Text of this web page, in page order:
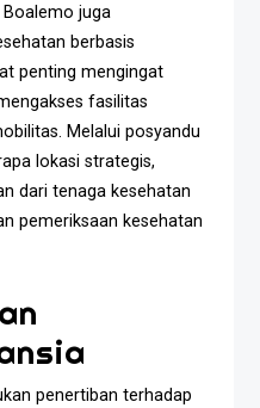
Boalemo juga
berbasis
penting mengingat
fasilitas
Melalui posyandu
lokasi strategis,
dari tenaga kesehatan
pemeriksaan kesehatan
penertiban terhadap